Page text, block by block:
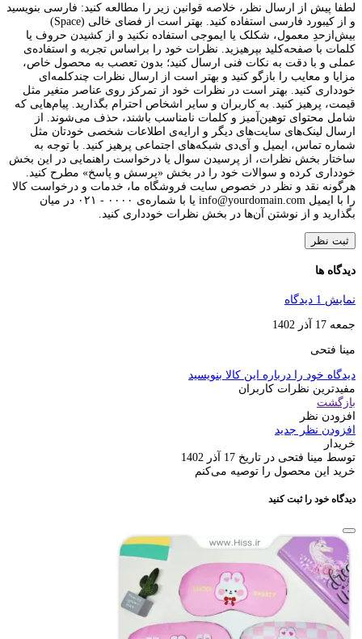
لطفا پیش از ارسال نظر، خلاصه قوانین زیر را مطالعه کنید: فارسی بنویسید
و از کیبورد فارسی استفاده کنید. بهتر است از فضای خالی (Space)
بیش‌از‌حدِ معمول، شکلک یا ایموجی استفاده نکنید و از کشیدن حروف یا
کلمات با صفحه‌کلید بپرهیزید. نظرات خود را براساس تجربه و استفاده‌ی
عملی و با دقت به نکات فنی ارسال کنید؛ بدون تعصب به محصول خاص،
مزایا و معایب را بازگو کنید و بهتر است از ارسال نظرات چندکلمه‌‌ای
خودداری کنید. بهتر است در نظرات خود از تمرکز روی عناصر متغیر مثل
قیمت، پرهیز کنید. به کاربران و سایر اشخاص احترام بگذارید. پیام‌هایی که
شامل محتوای توهین‌آمیز و کلمات نامناسب باشند، حذف می‌شوند. از
ارسال لینک‌های سایت‌های دیگر و ارایه‌ی اطلاعات شخصی خودتان مثل
شماره تماس، ایمیل و آی‌دی شبکه‌های اجتماعی پرهیز کنید. با توجه به
ساختار بخش نظرات، از پرسیدن سوال یا درخواست راهنمایی در این بخش
خودداری کرده و سوالات خود را در بخش «پرسش و پاسخ» مطرح کنید.
هرگونه نقد و نظر در خصوص سایت فروشگاه ما، خدمات و درخواست کالا
را با ایمیل info@yourdomain.com یا با شماره‌ی ۰۰۰۰ - ۰۲۱ در میان
بگذارید و از نوشتن آن‌ها در بخش نظرات خودداری کنید.
ثبت نظر
دیدگاه ها
نمایش 1 دیدگاه
جمعه 17 آذر 1402
مینا فتحی
دیدگاه خود را درباره این کالا بنویسید
مفیدترین نظرات کاربران
بازگشت
افزودن نظر
افزودن نظر جدید
خریدار
توسط مینا فتحی در تاریخ 17 آذر 1402
خرید این محصول را توصیه می‌کنم
دیدگاه خود را ثبت کنید